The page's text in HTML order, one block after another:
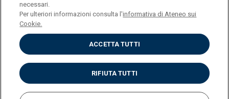
Università Cattolica del Sacro Cuore
Largo A. Gemelli, 1 - 20123 Milano
Privacy
Cookies
Impostazione dei Cookies
necessari.
Per ulteriori informazioni consulta l'informativa di Ateneo sui
Cookie.
ACCETTA TUTTI
RIFIUTA TUTTI